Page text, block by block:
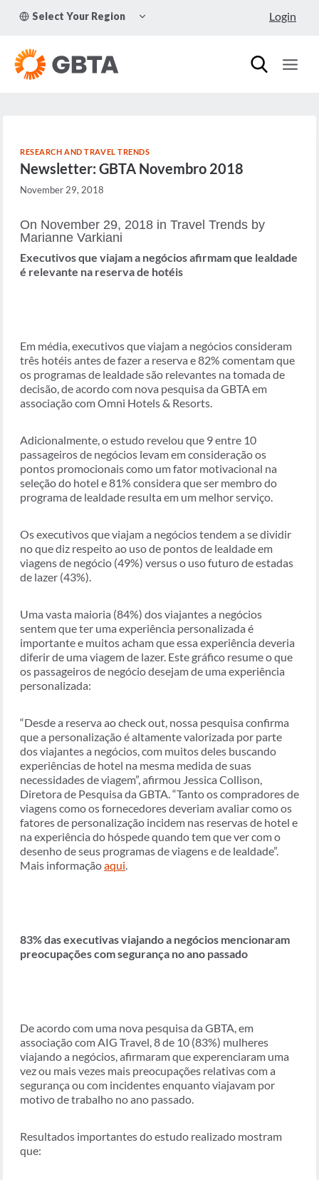
Select Your Region
CHILD
Login
RESEARCH AND TRAVEL TRENDS
Newsletter: GBTA Novembro 2018
November 29, 2018
On November 29, 2018 in Travel Trends by
Marianne Varkiani
Executivos que viajam a negócios afirmam que lealdade
é relevante na reserva de hotéis
Em média, executivos que viajam a negócios consideram
três hotéis antes de fazer a reserva e 82% comentam que
os programas de lealdade são relevantes na tomada de
decisão, de acordo com nova pesquisa da GBTA em
associação com Omni Hotels & Resorts.
Adicionalmente, o estudo revelou que 9 entre 10
passageiros de negócios levam em consideração os
pontos promocionais como um fator motivacional na
seleção do hotel e 81% considera que ser membro do
programa de lealdade resulta em um melhor serviço.
Os executivos que viajam a negócios tendem a se dividir
no que diz respeito ao uso de pontos de lealdade em
viagens de negócio (49%) versus o uso futuro de estadas
de lazer (43%).
Uma vasta maioria (84%) dos viajantes a negócios
sentem que ter uma experiência personalizada é
importante e muitos acham que essa experiência deveria
diferir de uma viagem de lazer. Este gráfico resume o que
os passageiros de negócio desejam de uma experiência
personalizada:
“Desde a reserva ao check out, nossa pesquisa confirma
que a personalização é altamente valorizada por parte
dos viajantes a negócios, com muitos deles buscando
experiências de hotel na mesma medida de suas
necessidades de viagem”, afirmou Jessica Collison,
Diretora de Pesquisa da GBTA. “Tanto os compradores de
viagens como os fornecedores deveriam avaliar como os
fatores de personalização incidem nas reservas de hotel e
na experiência do hóspede quando tem que ver com o
desenho de seus programas de viagens e de lealdade”.
Mais informaçãoaqui.
83% das executivas viajando a negócios mencionaram
preocupações com segurança no ano passado
De acordo com uma nova pesquisa da GBTA, em
associação com AIG Travel, 8 de 10 (83%) mulheres
viajando a negócios, afirmaram que experenciaram uma
vez ou mais vezes mais preocupações relativas com a
segurança ou com incidentes enquanto viajavam por
motivo de trabalho no ano passado.
Resultados importantes do estudo realizado mostram
que: